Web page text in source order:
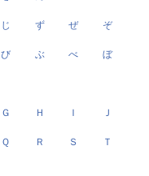
じ ず ぜ ぞ
び ぶ べ ぼ
Ｇ Ｈ Ｉ Ｊ
Ｑ Ｒ Ｓ Ｔ